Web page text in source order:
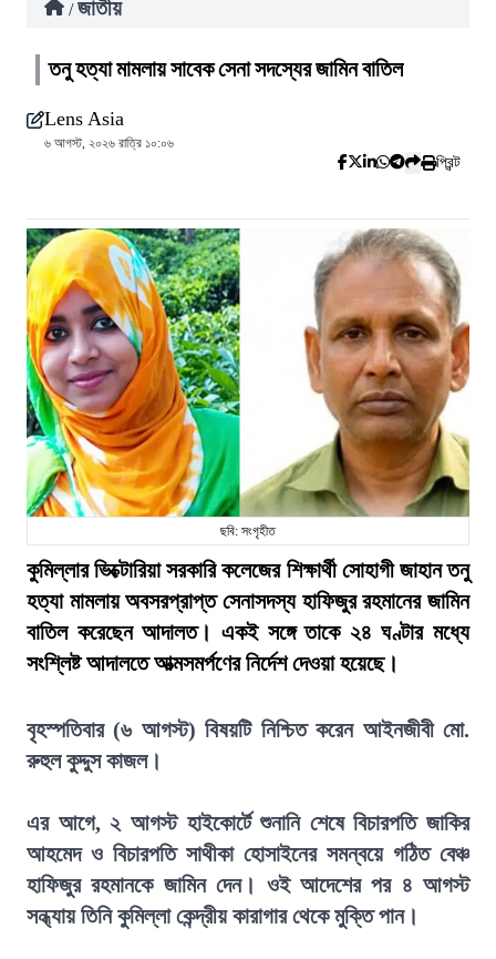
/ জাতীয়
তনু হত্যা মামলায় সাবেক সেনা সদস্যের জামিন বাতিল
Lens Asia
৬ আগস্ট, ২০২৬ রাত্রি ১০:০৬
প্রিন্ট
ছবি: সংগৃহীত
কুমিল্লার ভিক্টোরিয়া সরকারি কলেজের শিক্ষার্থী সোহাগী জাহান তনু
হত্যা মামলায় অবসরপ্রাপ্ত সেনাসদস্য হাফিজুর রহমানের জামিন
বাতিল করেছেন আদালত। একই সঙ্গে তাকে ২৪ ঘণ্টার মধ্যে
সংশ্লিষ্ট আদালতে আত্মসমর্পণের নির্দেশ দেওয়া হয়েছে।
বৃহস্পতিবার (৬ আগস্ট) বিষয়টি নিশ্চিত করেন আইনজীবী মো.
রুহুল কুদ্দুস কাজল।
এর আগে, ২ আগস্ট হাইকোর্টে শুনানি শেষে বিচারপতি জাকির
আহমেদ ও বিচারপতি সাথীকা হোসাইনের সমন্বয়ে গঠিত বেঞ্চ
হাফিজুর রহমানকে জামিন দেন। ওই আদেশের পর ৪ আগস্ট
সন্ধ্যায় তিনি কুমিল্লা কেন্দ্রীয় কারাগার থেকে মুক্তি পান।